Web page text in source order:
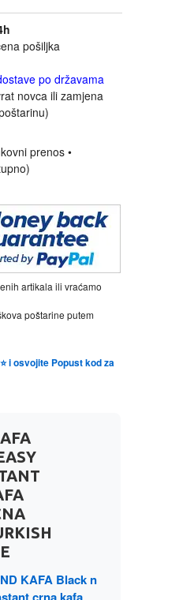
pošiljka
po državama
novca ili zamjena
prenos •
artikala ili vraćamo
poštarine putem
i osvojite Popust kod za
KAFA Black n